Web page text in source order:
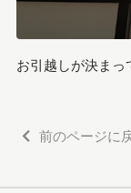
お引越しが決ま
前のページに